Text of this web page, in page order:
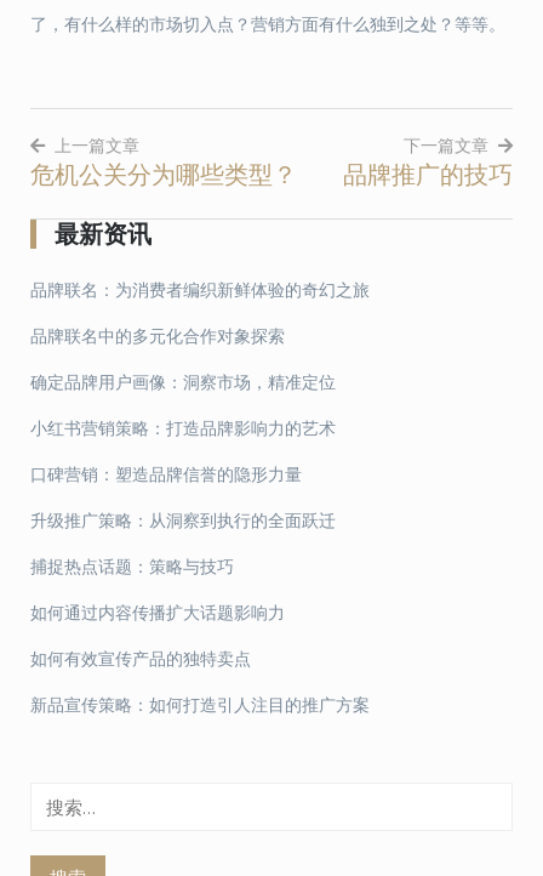
了，有什么样的市场切入点？营销方面有什么独到之处？等等。
文
章
导
航
上一篇文章
危机公关分为哪些类型？
下一篇文章
品牌推广的技巧
最新资讯
品牌联名：为消费者编织新鲜体验的奇幻之旅
品牌联名中的多元化合作对象探索
确定品牌用户画像：洞察市场，精准定位
小红书营销策略：打造品牌影响力的艺术
口碑营销：塑造品牌信誉的隐形力量
升级推广策略：从洞察到执行的全面跃迁
捕捉热点话题：策略与技巧
如何通过内容传播扩大话题影响力
如何有效宣传产品的独特卖点
新品宣传策略：如何打造引人注目的推广方案